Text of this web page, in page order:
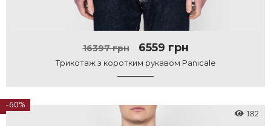
16397 грн 6559 грн
Трикотаж з коротким рукавом Panicale
-60%
182